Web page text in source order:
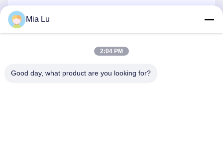
Liên hệ ngay bây giờ
Mia Lu
2:04 PM
Good day, what product are you looking for?